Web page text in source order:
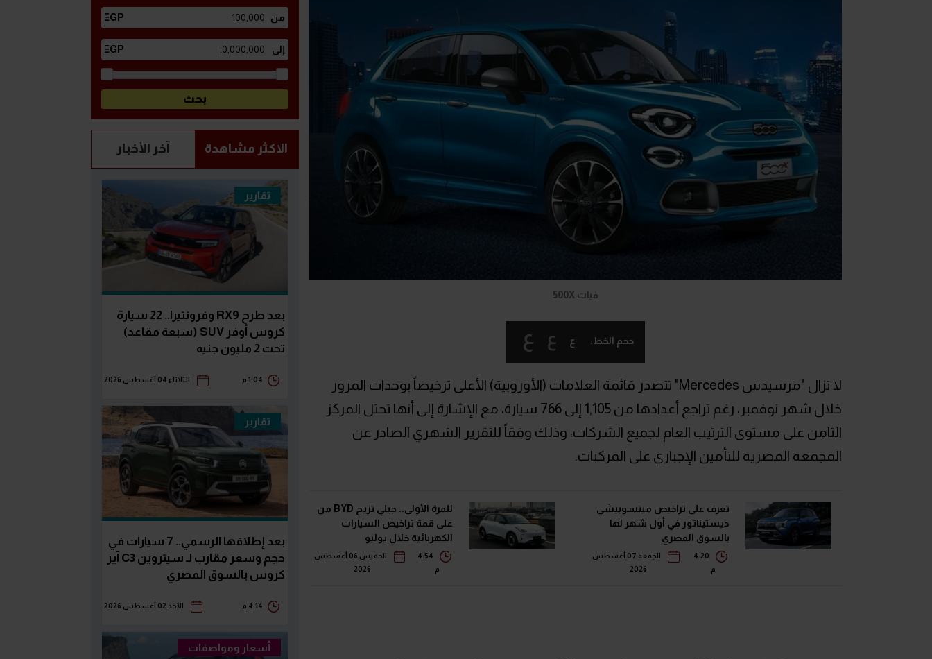
فيات 500X
حجم الخط: ع ع ع
لا تزال "مرسيدس Mercedes" تتصدر قائمة العلامات (الأوروبية) الأعلى ترخيصاً بوحدات المرور
خلال شهر نوفمبر، رغم تراجع أعدادها من 1,105 إلى 766 سيارة، مع الإشارة إلى أنها تحتل المركز
الثامن على مستوى الترتيب العام لجميع الشركات، وذلك وفقاً للتقرير الشهري الصادر عن
المجمعة المصرية للتأمين الإجباري على المركبات.
تعرف على تراخيص ميتسوبيشي
ديستيناتور في أول شهر لها
بالسوق المصري
4:20
م
الجمعة 07 أغسطس
2026
للمرة الأولى.. جيلي تزيح BYD من
على قمة تراخيص السيارات
الكهربائية خلال يوليو
4:54
م
الخميس 06 أغسطس
2026
الاكثر مشاهدة آخر الأخبار
تقارير
بعد طرح RX9 وفرونتيرا.. 22 سيارة
كروس أوفر SUV (سبعة مقاعد)
تحت 2 مليون جنيه
1:04 م الثلاثاء 04 أغسطس 2026
تقارير
بعد إطلاقها الرسمي.. 7 سيارات في
حجم وسعر مقارب لـ سيتروين C3 آير
كروس بالسوق المصري
4:14 م الأحد 02 أغسطس 2026
أسعار ومواصفات